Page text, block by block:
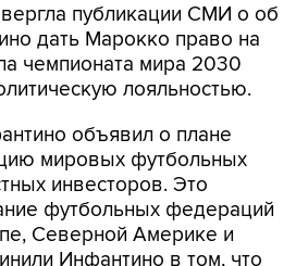
публикации СМИ о об
дать Марокко право на
чемпионата мира 2030
лояльностью.
объявил о плане
мировых футбольных
инвесторов. Это
футбольных федераций
Северной Америке и
Инфантино в том, что